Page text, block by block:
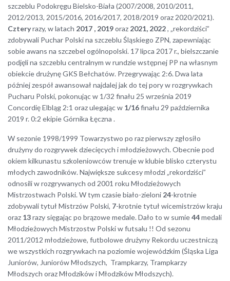
szczeblu Podokręgu Bielsko-Biała (2007/2008, 2010/2011,
2012/2013, 2015/2016, 2016/2017, 2018/2019 oraz 2020/2021).
Czteryrazy, w latach 2017 , 2019oraz 2021, 2022, „rekordziści”
zdobywali Puchar Polski na szczeblu Śląskiego ZPN, zapewniając
sobie awans na szczebel ogólnopolski. 17 lipca 2017 r., bielszczanie
podjęli na szczeblu centralnym w rundzie wstępnej PP na własnym
obiekcie drużynę GKS Bełchatów. Przegrywając 2:6. Dwa lata
później zespół awansował najdalej jak do tej pory w rozgrywkach
Pucharu Polski, pokonując w 1/32 finału 25 września 2019
Concordię Elbląg 2:1 oraz ulegając w 1/16finału 29 października
2019 r. 0:2 ekipie Górnika Łęczna .
W sezonie 1998/1999 Towarzystwo po raz pierwszy zgłosiło
drużyny do rozgrywek dziecięcych i młodzieżowych. Obecnie pod
okiem kilkunastu szkoleniowców trenuje w klubie blisko czterystu
młodych zawodników. Największe sukcesy młodzi „rekordziści”
odnosili w rozgrywanych od 2001 roku Młodzieżowych
Mistrzostwach Polski. W tym czasie biało-zieloni 24-krotnie
zdobywali tytuł Mistrzów Polski, 7-krotnie tytuł wicemistrzów kraju
oraz 13razy sięgając po brązowe medale. Dało to w sumie44medali
Młodzieżowych Mistrzostw Polski w futsalu !! Od sezonu
2011/2012 młodzieżowe, futbolowe drużyny Rekordu uczestniczą
we wszystkich rozgrywkach na poziomie wojewódzkim (Śląska Liga
Juniorów, Juniorów Młodszych, Trampkarzy, Trampkarzy
Młodszych oraz Młodzików i Młodzików Młodszych).